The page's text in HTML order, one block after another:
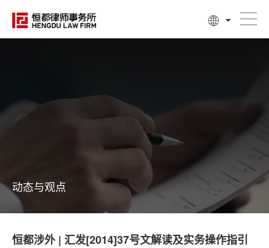
动态与观点
恒都涉外 | 汇发[2014]37号文解读及实务操作指引